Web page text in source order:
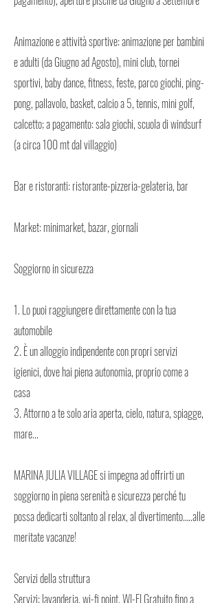
Animazione e attività sportive: animazione per bambini
e adulti (da Giugno ad Agosto), mini club, tornei
sportivi, baby dance, fitness, feste, parco giochi, ping-
pong, pallavolo, basket, calcio a 5, tennis, mini golf,
calcetto; a pagamento: sala giochi, scuola di windsurf
(a circa 100 mt dal villaggio)
Bar e ristoranti: ristorante-pizzeria-gelateria, bar
Market: minimarket, bazar, giornali
Soggiorno in sicurezza
1. Lo puoi raggiungere direttamente con la tua
automobile
2. È un alloggio indipendente con propri servizi
igienici, dove hai piena autonomia, proprio come a
casa
3. Attorno a te solo aria aperta, cielo, natura, spiagge,
mare...
MARINA JULIA VILLAGE si impegna ad offrirti un
soggiorno in piena serenità e sicurezza perché tu
possa dedicarti soltanto al relax, al divertimento…..alle
meritate vacanze!
Servizi della struttura
Servizi: lavanderia, wi-fi point, WI-FI Gratuito fino a